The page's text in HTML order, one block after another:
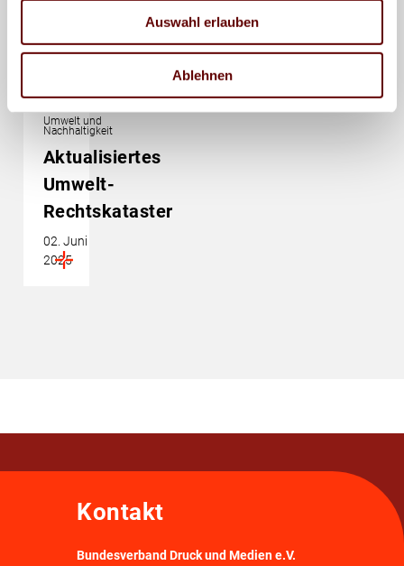
Auswahl erlauben
Ablehnen
Umwelt und
Nachhaltigkeit
Aktualisiertes
Umwelt-
Rechtskataster
02. Juni
2025
Kontakt
Bundesverband Druck und Medien e.V.